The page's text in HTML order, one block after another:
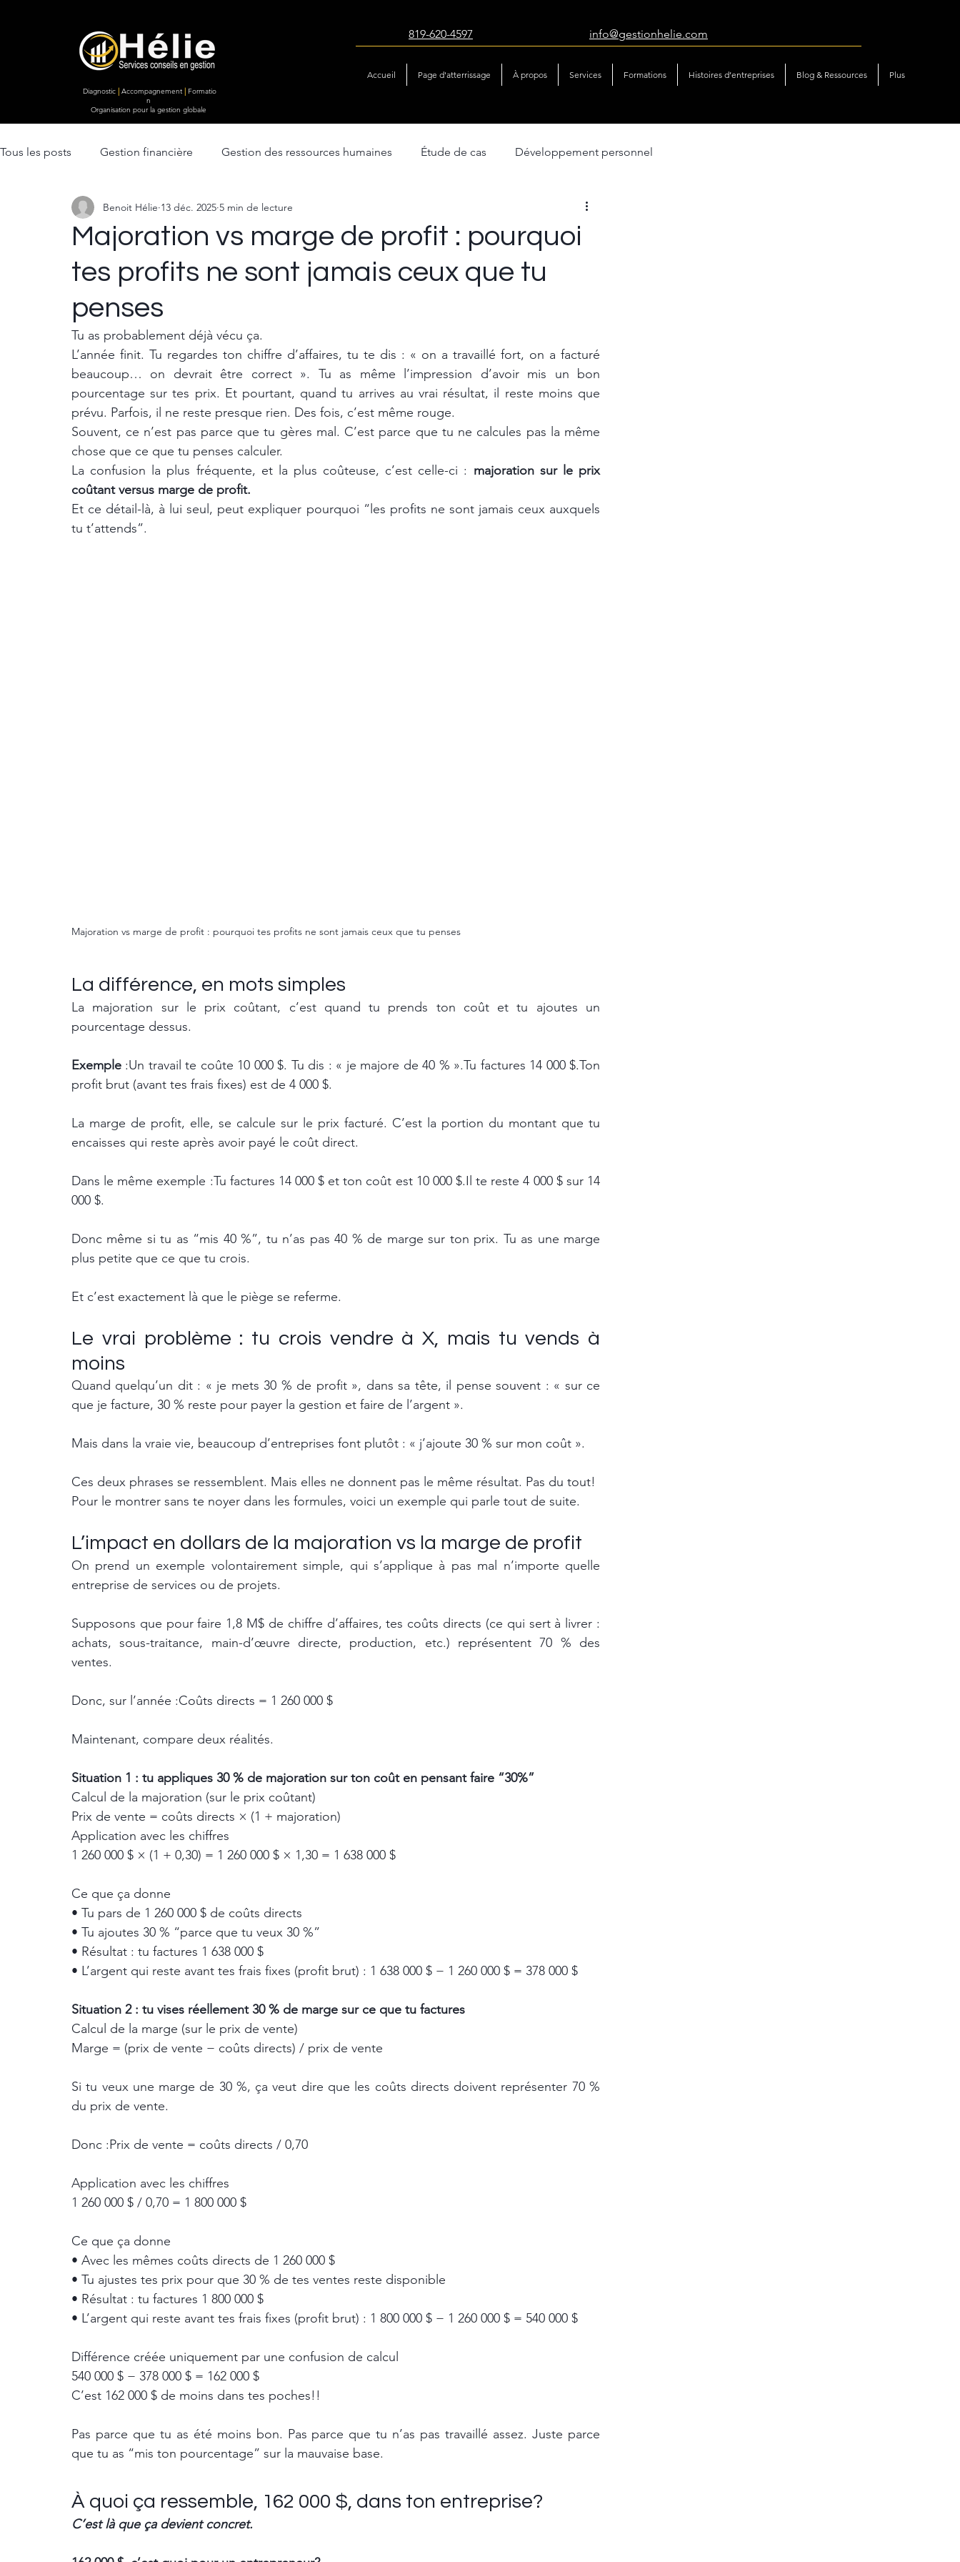
Diagnostic | Accompagnement | Formatio
n
Organisation pour la gestion globale
819-620-4597 info@gestionhelie.com
Accueil Page d'atterrissage À propos Services Formations Histoires d’entreprises Blog & Ressources Plus
Tous les posts Gestion financière Gestion des ressources humaines Étude de cas Développement personnel
Ventes & Marketing lancement d'entreprise
Efficacité opérationnelle
Majoration vs marge de profit : pourquoi
tes profits ne sont jamais ceux que tu
penses
Benoit Hélie 13 déc. 2025 5 min de lecture
Tu as probablement déjà vécu ça.
L’année finit. Tu regardes ton chiffre d’affaires, tu te dis : « on a travaillé fort, on a facturé
beaucoup… on devrait être correct ». Tu as même l’impression d’avoir mis un bon
pourcentage sur tes prix. Et pourtant, quand tu arrives au vrai résultat, il reste moins que
prévu. Parfois, il ne reste presque rien. Des fois, c’est même rouge.
Souvent, ce n’est pas parce que tu gères mal. C’est parce que tu ne calcules pas la même
chose que ce que tu penses calculer.
La confusion la plus fréquente, et la plus coûteuse, c’est celle-ci : majoration sur le prix
coûtant versus marge de profit.
Et ce détail-là, à lui seul, peut expliquer pourquoi “les profits ne sont jamais ceux auxquels
tu t’attends”.
Majoration vs marge de profit : pourquoi tes profits ne sont jamais ceux que tu penses
La différence, en mots simples
La majoration sur le prix coûtant, c’est quand tu prends ton coût et tu ajoutes un
pourcentage dessus.
Exemple :Un travail te coûte 10 000 $. Tu dis : « je majore de 40 % ».Tu factures 14 000 $.Ton
profit brut (avant tes frais fixes) est de 4 000 $.
La marge de profit, elle, se calcule sur le prix facturé. C’est la portion du montant que tu
encaisses qui reste après avoir payé le coût direct.
Dans le même exemple :Tu factures 14 000 $ et ton coût est 10 000 $.Il te reste 4 000 $ sur 14
000 $.
Donc même si tu as “mis 40 %”, tu n’as pas 40 % de marge sur ton prix. Tu as une marge
plus petite que ce que tu crois.
Et c’est exactement là que le piège se referme.
Le vrai problème : tu crois vendre à X, mais tu vends à
moins
Quand quelqu’un dit : « je mets 30 % de profit », dans sa tête, il pense souvent : « sur ce
que je facture, 30 % reste pour payer la gestion et faire de l’argent ».
Mais dans la vraie vie, beaucoup d’entreprises font plutôt : « j’ajoute 30 % sur mon coût ».
Ces deux phrases se ressemblent. Mais elles ne donnent pas le même résultat. Pas du tout!
Pour le montrer sans te noyer dans les formules, voici un exemple qui parle tout de suite.
L’impact en dollars de la majoration vs la marge de profit
On prend un exemple volontairement simple, qui s’applique à pas mal n’importe quelle
entreprise de services ou de projets.
Supposons que pour faire 1,8 M$ de chiffre d’affaires, tes coûts directs (ce qui sert à livrer :
achats, sous-traitance, main-d’œuvre directe, production, etc.) représentent 70 % des
ventes.
Donc, sur l’année :Coûts directs = 1 260 000 $
Maintenant, compare deux réalités.
Situation 1 : tu appliques 30 % de majoration sur ton coût en pensant faire “30%”
Calcul de la majoration (sur le prix coûtant)
Prix de vente = coûts directs × (1 + majoration)
Application avec les chiffres
1 260 000 $ × (1 + 0,30) = 1 260 000 $ × 1,30 = 1 638 000 $
Ce que ça donne
• Tu pars de 1 260 000 $ de coûts directs
• Tu ajoutes 30 % “parce que tu veux 30 %”
• Résultat : tu factures 1 638 000 $
• L’argent qui reste avant tes frais fixes (profit brut) : 1 638 000 $ − 1 260 000 $ = 378 000 $
Situation 2 : tu vises réellement 30 % de marge sur ce que tu factures
Calcul de la marge (sur le prix de vente)
Marge = (prix de vente − coûts directs) / prix de vente
Si tu veux une marge de 30 %, ça veut dire que les coûts directs doivent représenter 70 %
du prix de vente.
Donc :Prix de vente = coûts directs / 0,70
Application avec les chiffres
1 260 000 $ / 0,70 = 1 800 000 $
Ce que ça donne
• Avec les mêmes coûts directs de 1 260 000 $
• Tu ajustes tes prix pour que 30 % de tes ventes reste disponible
• Résultat : tu factures 1 800 000 $
• L’argent qui reste avant tes frais fixes (profit brut) : 1 800 000 $ − 1 260 000 $ = 540 000 $
Différence créée uniquement par une confusion de calcul
540 000 $ − 378 000 $ = 162 000 $
C’est 162 000 $ de moins dans tes poches!!
Pas parce que tu as été moins bon. Pas parce que tu n’as pas travaillé assez. Juste parce
que tu as “mis ton pourcentage” sur la mauvaise base.
À quoi ça ressemble, 162 000 $, dans ton entreprise?
C’est là que ça devient concret.